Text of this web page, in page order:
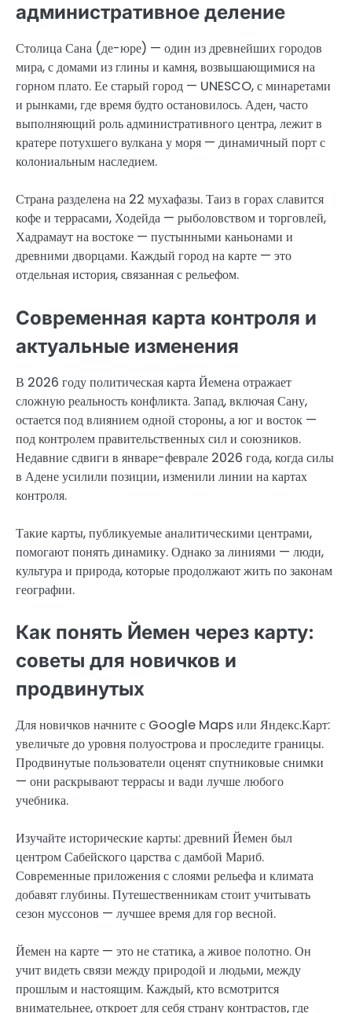
административное деление
Столица Сана (де-юре) — один из древнейших городов
мира, с домами из глины и камня, возвышающимися на
горном плато. Ее старый город — UNESCO, с минаретами
и рынками, где время будто остановилось. Аден, часто
выполняющий роль административного центра, лежит в
кратере потухшего вулкана у моря — динамичный порт с
колониальным наследием.
Страна разделена на 22 мухафазы. Таиз в горах славится
кофе и террасами, Ходейда — рыболовством и торговлей,
Хадрамаут на востоке — пустынными каньонами и
древними дворцами. Каждый город на карте — это
отдельная история, связанная с рельефом.
Современная карта контроля и
актуальные изменения
В 2026 году политическая карта Йемена отражает
сложную реальность конфликта. Запад, включая Сану,
остается под влиянием одной стороны, а юг и восток —
под контролем правительственных сил и союзников.
Недавние сдвиги в январе-феврале 2026 года, когда силы
в Адене усилили позиции, изменили линии на картах
контроля.
Такие карты, публикуемые аналитическими центрами,
помогают понять динамику. Однако за линиями — люди,
культура и природа, которые продолжают жить по законам
географии.
Как понять Йемен через карту:
советы для новичков и
продвинутых
Для новичков начните с Google Maps или Яндекс.Карт:
увеличьте до уровня полуострова и проследите границы.
Продвинутые пользователи оценят спутниковые снимки
— они раскрывают террасы и вади лучше любого
учебника.
Изучайте исторические карты: древний Йемен был
центром Сабейского царства с дамбой Мариб.
Современные приложения с слоями рельефа и климата
добавят глубины. Путешественникам стоит учитывать
сезон муссонов — лучшее время для гор весной.
Йемен на карте — это не статика, а живое полотно. Он
учит видеть связи между природой и людьми, между
прошлым и настоящим. Каждый, кто всмотрится
внимательнее, откроет для себя страну контрастов, где